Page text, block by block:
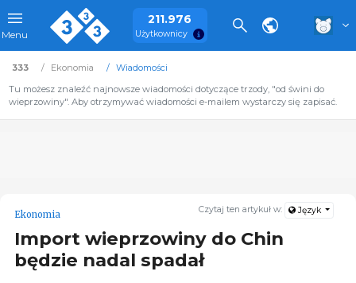
Menu
211.976
Użytkownicy
333 Ekonomia
Wiadomości
Tu możesz znaleźć najnowsze wiadomości dotyczące trzody, "od świni do
wieprzowiny". Aby otrzymywać wiadomości e-mailem wystarczy się zapisać.
Czytaj ten artykuł w: Język
Ekonomia
Import wieprzowiny do Chin
będzie nadal spadał